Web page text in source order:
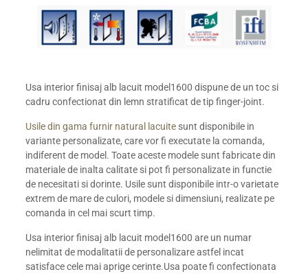
Usa interior finisaj alb lacuit model1600 dispune de un toc si
cadru confectionat din lemn stratificat de tip finger-joint.
Usile din gama furnir natural lacuite sunt disponibile in
variante personalizate, care vor fi executate la comanda,
indiferent de model. Toate aceste modele sunt fabricate din
materiale de inalta calitate si pot fi personalizate in functie
de necesitati si dorinte. Usile sunt disponibile intr-o varietate
extrem de mare de culori, modele si dimensiuni, realizate pe
comanda in cel mai scurt timp.
Usa interior finisaj alb lacuit model1600 are un numar
nelimitat de modalitatii de personalizare astfel incat
satisface cele mai aprige cerinte.Usa poate fi confectionata